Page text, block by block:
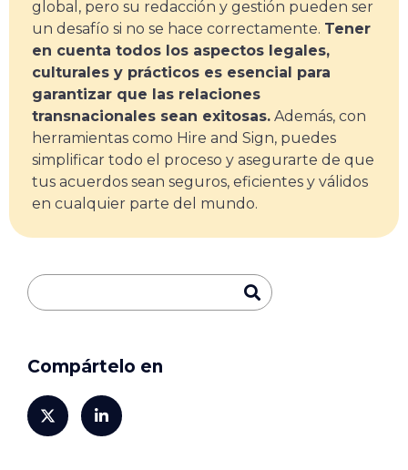
global, pero su redacción y gestión pueden ser
un desafío si no se hace correctamente. Tener
en cuenta todos los aspectos legales,
culturales y prácticos es esencial para
garantizar que las relaciones
transnacionales sean exitosas. Además, con
herramientas como Hire and Sign, puedes
simplificar todo el proceso y asegurarte de que
tus acuerdos sean seguros, eficientes y válidos
en cualquier parte del mundo.
Compártelo en